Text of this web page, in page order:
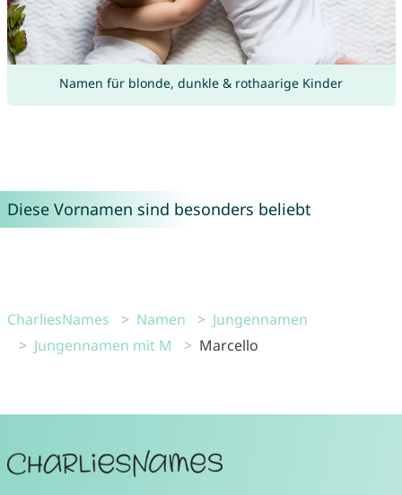
Namen für blonde, dunkle & rothaarige Kinder
Diese Vornamen sind besonders beliebt
CharliesNames Namen
Jungennamen
Jungennamen mit M
Marcello